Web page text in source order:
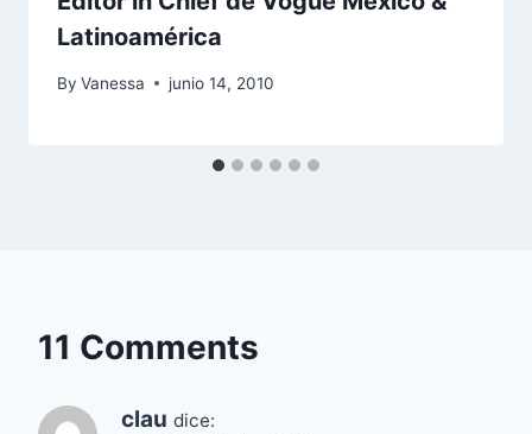
Latinoamérica
By Vanessa junio 14, 2010
11 Comments
clau dice: